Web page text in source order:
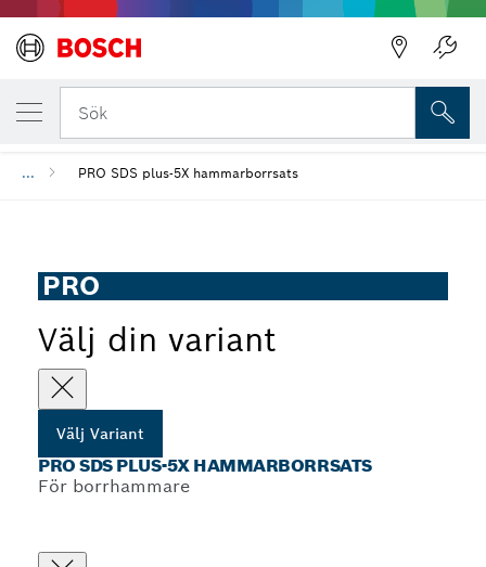
Sök
... PRO SDS plus-5X hammarborrsats
PRO
Välj din variant
Välj Variant
PRO SDS PLUS-5X HAMMARBORRSATS
För borrhammare
DIN UTVALDA VARIANT
PRO SDS plus-5X hammarborrsats